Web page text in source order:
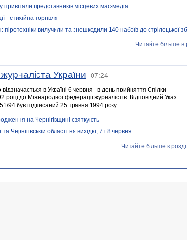
привітали представників місцевих мас-медіа
- стихійна торгівля
вилучили та знешкодили 140 набоїв до стрілецької
Читайте більше в
України 07:24
в Україні 6 червня - в день прийняття Спілки
році до Міжнародної федерації журналістів. Відповідний Указ
94 був підписаний 25 травня 1994 року.
на Чернігівщині святкують
Чернігівській області на вихідні, 7 і 8 червня
Читайте більше в